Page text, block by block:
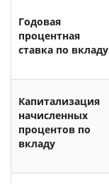
Годовая
процентная
ставка по вкладу
Капитализация
начисленных
процентов по
вкладу